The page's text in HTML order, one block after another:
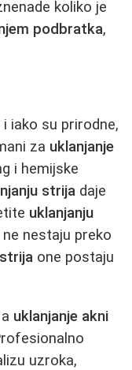
koliko je
podbratka,
iako su prirodne,
za uklanjanje
i hemijske
strija daje
uklanjanju
nestaju preko
one postaju
uklanjanje akni
uzroka,